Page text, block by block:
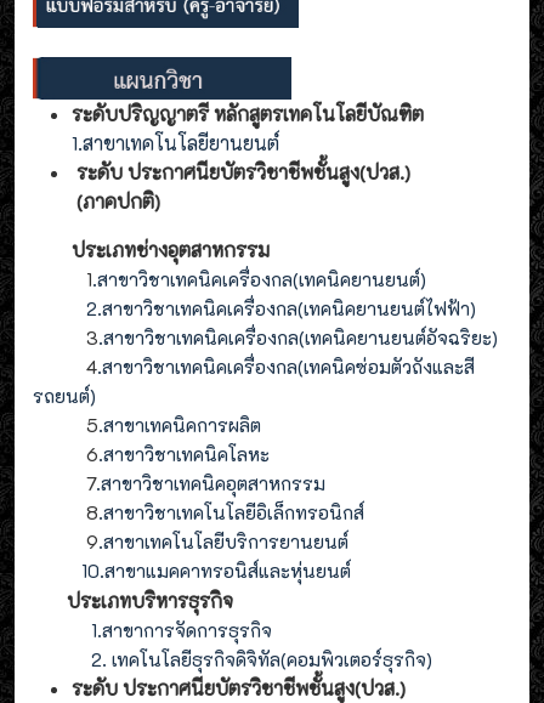
ระดับปริญญาตรี หลักสูตรเทคโนโลยีบัณฑิต
1.สาขาเทคโนโลยียานยนต์
ระดับ ประกาศนียบัตรวิชาชีพชั้นสูง(ปวส.)
(ภาคปกติ)
ประเภทช่างอุตสาหกรรม
1.สาขาวิชาเทคนิคเครื่องกล(เทคนิคยานยนต์)
2.สาขาวิชาเทคนิคเครื่องกล(เทคนิคยานยนต์ไฟฟ้า)
3.สาขาวิชาเทคนิคเครื่องกล(เทคนิคยานยนต์อัจฉริยะ)
4.สาขาวิชาเทคนิคเครื่องกล(เทคนิคซ่อมตัวถังและสี
รถยนต์)
5.สาขาเทคนิคการผลิต
6.สาขาวิชาเทคนิคโลหะ
7.สาขาวิชาเทคนิคอุตสาหกรรม
8.สาขาวิชาเทคโนโลยีอิเล็กทรอนิกส์
9.สาขาเทคโนโลยีบริการยานยนต์
10.สาขาแมคคาทรอนิส์และหุ่นยนต์
ประเภทบริหารธุรกิจ
1.สาขาการจัดการธุรกิจ
2. เทคโนโลยีธุรกิจดิจิทัล(คอมพิวเตอร์ธุรกิจ)
ระดับ ประกาศนียบัตรวิชาชีพชั้นสูง(ปวส.)